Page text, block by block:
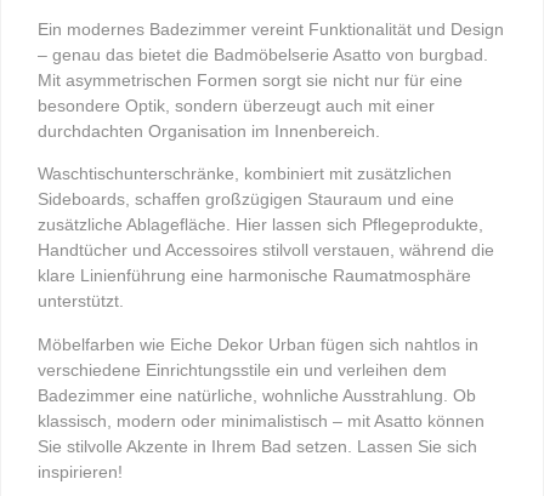
Ein modernes Badezimmer vereint Funktionalität und Design
– genau das bietet die Badmöbelserie Asatto von burgbad.
Mit asymmetrischen Formen sorgt sie nicht nur für eine
besondere Optik, sondern überzeugt auch mit einer
durchdachten Organisation im Innenbereich.
Waschtischunterschränke, kombiniert mit zusätzlichen
Sideboards, schaffen großzügigen Stauraum und eine
zusätzliche Ablagefläche. Hier lassen sich Pflegeprodukte,
Handtücher und Accessoires stilvoll verstauen, während die
klare Linienführung eine harmonische Raumatmosphäre
unterstützt.
Möbelfarben wie Eiche Dekor Urban fügen sich nahtlos in
verschiedene Einrichtungsstile ein und verleihen dem
Badezimmer eine natürliche, wohnliche Ausstrahlung. Ob
klassisch, modern oder minimalistisch – mit Asatto können
Sie stilvolle Akzente in Ihrem Bad setzen. Lassen Sie sich
inspirieren!